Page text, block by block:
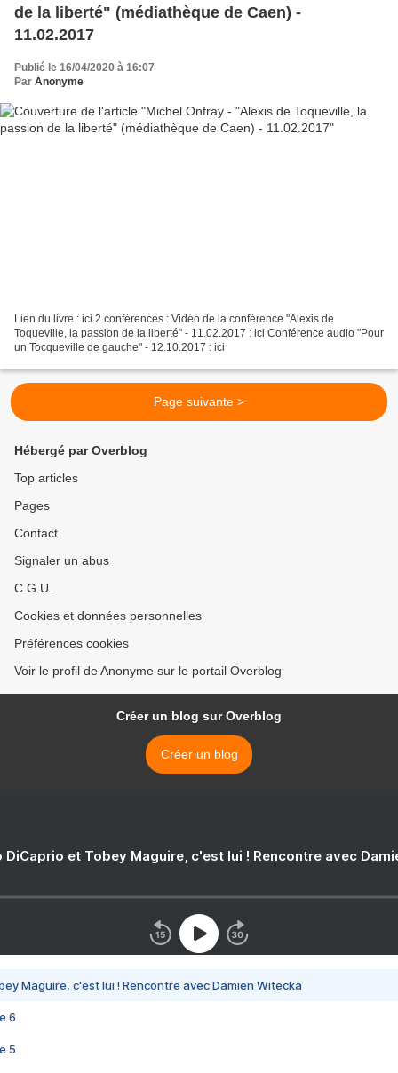
de la liberté" (médiathèque de Caen) -
11.02.2017
Publié le 16/04/2020 à 16:07
Par Anonyme
Lien du livre : ici 2 conférences : Vidéo de la conférence "Alexis de
Toqueville, la passion de la liberté" - 11.02.2017 : ici Conférence audio "Pour
un Tocqueville de gauche" - 12.10.2017 : ici
Page suivante >
Hébergé par Overblog
Top articles
Pages
Contact
Signaler un abus
C.G.U.
Cookies et données personnelles
Préférences cookies
Voir le profil de Anonyme sur le portail Overblog
Créer un blog sur Overblog
Créer un blog
DiCaprio et Tobey Maguire, c'est lui ! Rencontre avec
Maguire, c'est lui ! Rencontre avec Damien Witecka
6
5